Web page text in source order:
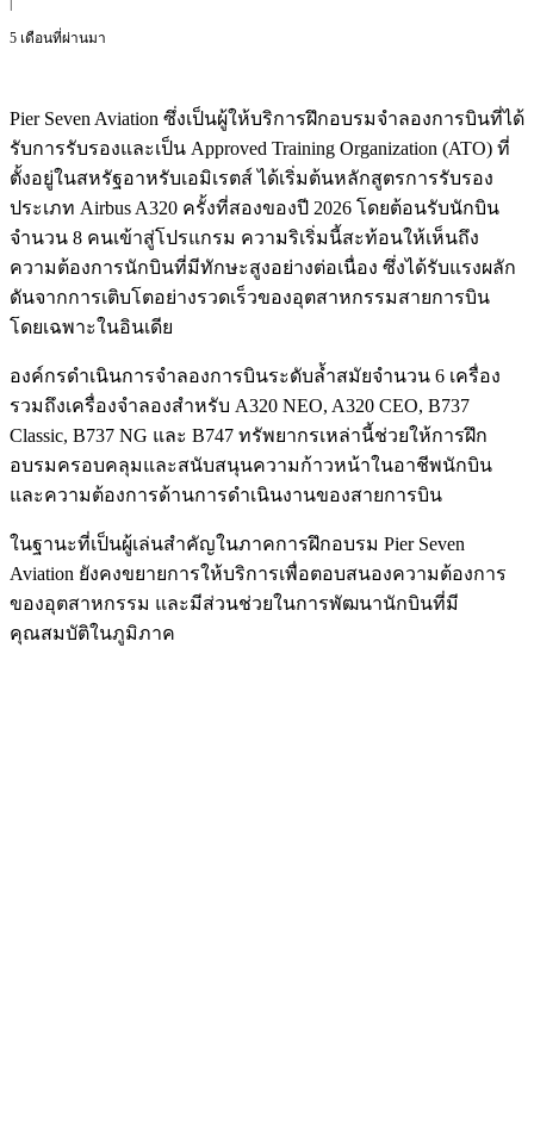
5 เดือนที่ผ่านมา
Pier Seven Aviation ซึ่งเป็นผู้ให้บริการฝึกอบรมจำลองการบินที่ได้
รับการรับรองและเป็น Approved Training Organization (ATO) ที่
ตั้งอยู่ในสหรัฐอาหรับเอมิเรตส์ ได้เริ่มต้นหลักสูตรการรับรอง
ประเภท Airbus A320 ครั้งที่สองของปี 2026 โดยต้อนรับนักบิน
จำนวน 8 คนเข้าสู่โปรแกรม ความริเริ่มนี้สะท้อนให้เห็นถึง
ความต้องการนักบินที่มีทักษะสูงอย่างต่อเนื่อง ซึ่งได้รับแรงผลัก
ดันจากการเติบโตอย่างรวดเร็วของอุตสาหกรรมสายการบิน
โดยเฉพาะในอินเดีย
องค์กรดำเนินการจำลองการบินระดับล้ำสมัยจำนวน 6 เครื่อง
รวมถึงเครื่องจำลองสำหรับ A320 NEO, A320 CEO, B737
Classic, B737 NG และ B747 ทรัพยากรเหล่านี้ช่วยให้การฝึก
อบรมครอบคลุมและสนับสนุนความก้าวหน้าในอาชีพนักบิน
และความต้องการด้านการดำเนินงานของสายการบิน
ในฐานะที่เป็นผู้เล่นสำคัญในภาคการฝึกอบรม Pier Seven
Aviation ยังคงขยายการให้บริการเพื่อตอบสนองความต้องการ
ของอุตสาหกรรม และมีส่วนช่วยในการพัฒนานักบินที่มี
คุณสมบัติในภูมิภาค